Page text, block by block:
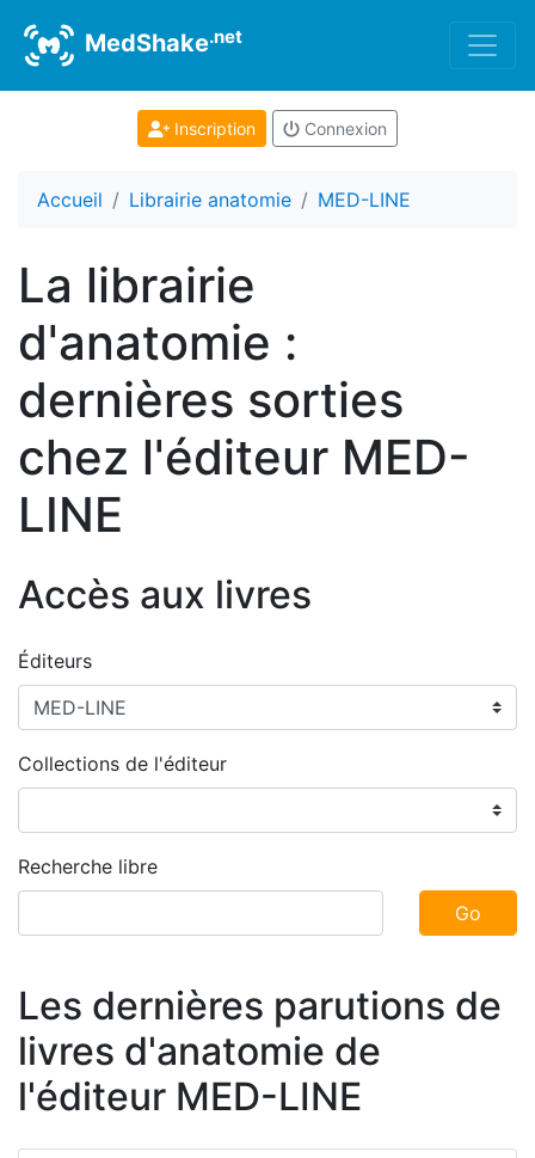
MedShake.net
Inscription Connexion
Accueil Librairie anatomie MED-LINE
La librairie
d'anatomie :
dernières sorties
chez l'éditeur MED-
LINE
Accès aux livres
Éditeurs
Collections de l'éditeur
Recherche libre
Go
Les dernières parutions de
livres d'anatomie de
l'éditeur MED-LINE